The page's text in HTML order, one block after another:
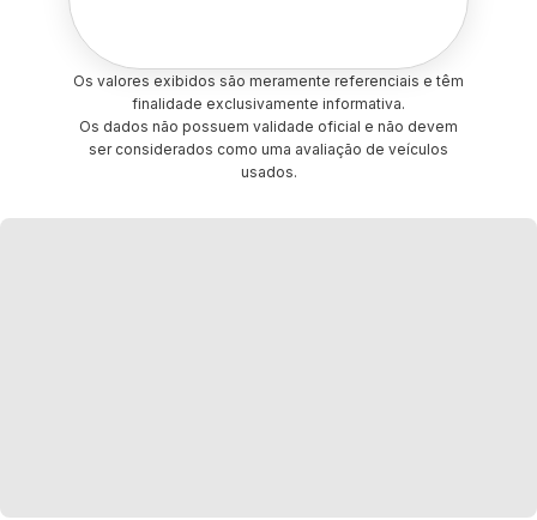
Os valores exibidos são meramente referenciais e têm
finalidade exclusivamente informativa.
Os dados não possuem validade oficial e não devem
ser considerados como uma avaliação de veículos
usados.